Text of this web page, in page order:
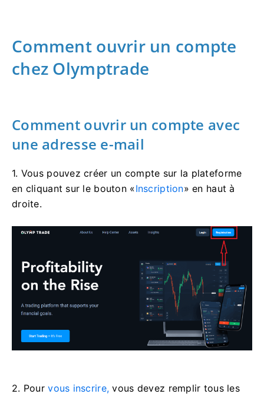
Comment ouvrir un compte
chez Olymptrade
Comment ouvrir un compte avec
une adresse e-mail
1. Vous pouvez créer un compte sur la plateforme
en cliquant sur le bouton «Inscription» en haut à
droite.
2. Pourvous inscrire, vous devez remplir tous les